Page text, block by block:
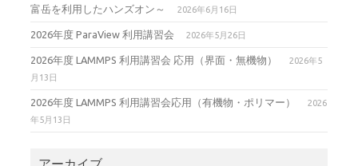
富岳を利用したハンズオン～
2026年6月16日
2026年度 ParaView 利用講習会 2026年5月26日
2026年度 LAMMPS 利用講習会 応用（界面・無機物）
2026年5
月13日
2026年度 LAMMPS 利用講習会応用（有機物・ポリマー）
2026
年5月13日